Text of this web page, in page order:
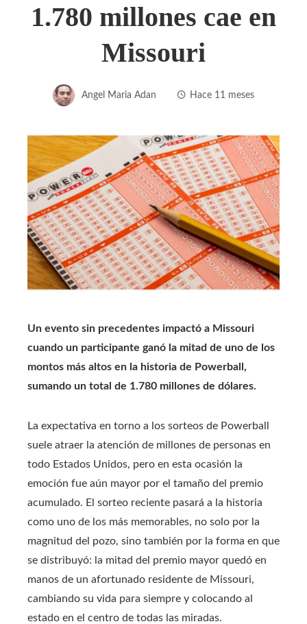
1.780 millones cae en
Missouri
Angel Maria Adan Hace 11 meses
Un evento sin precedentes impactó a Missouri
cuando un participante ganó la mitad de uno de los
montos más altos en la historia de Powerball,
sumando un total de 1.780 millones de dólares.
La expectativa en torno a los sorteos de Powerball
suele atraer la atención de millones de personas en
todo Estados Unidos, pero en esta ocasión la
emoción fue aún mayor por el tamaño del premio
acumulado. El sorteo reciente pasará a la historia
como uno de los más memorables, no solo por la
magnitud del pozo, sino también por la forma en que
se distribuyó: la mitad del premio mayor quedó en
manos de un afortunado residente de Missouri,
cambiando su vida para siempre y colocando al
estado en el centro de todas las miradas.